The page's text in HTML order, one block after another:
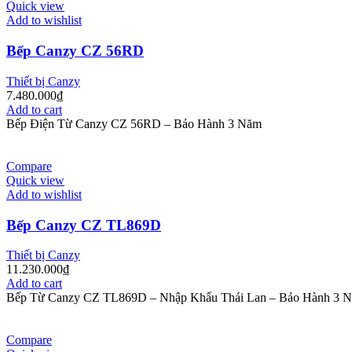
Quick view
Add to wishlist
Bếp Canzy CZ 56RD
Thiết bị Canzy
7.480.000₫
Add to cart
Bếp Điện Từ Canzy CZ 56RD – Bảo Hành 3 Năm
Compare
Quick view
Add to wishlist
Bếp Canzy CZ TL869D
Thiết bị Canzy
11.230.000₫
Add to cart
Bếp Từ Canzy CZ TL869D – Nhập Khẩu Thái Lan – Bảo Hành 3
Compare